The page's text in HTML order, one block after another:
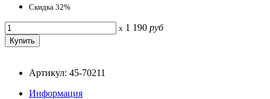
Скидка 32%
x 1 190 руб
Артикул: 45-70211
Информация